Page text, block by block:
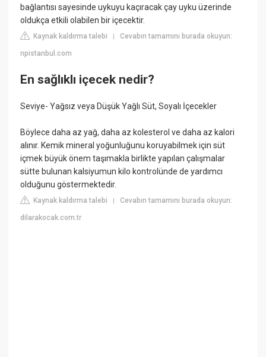
bağlantısı sayesinde uykuyu kaçıracak çay uyku üzerinde
oldukça etkili olabilen bir içecektir.
Kaynak kaldırma talebi |Cevabın tamamını burada okuyun:
npistanbul.com
En sağlıklı içecek nedir?
Seviye- Yağsız veya Düşük Yağlı Süt, Soyalı İçecekler
Böylece daha az yağ, daha az kolesterol ve daha az kalori
alınır. Kemik mineral yoğunluğunu koruyabilmek için süt
içmek büyük önem taşımakla birlikte yapılan çalışmalar
sütte bulunan kalsiyumun kilo kontrolünde de yardımcı
olduğunu göstermektedir.
Kaynak kaldırma talebi |Cevabın tamamını burada okuyun:
dilarakocak.com.tr